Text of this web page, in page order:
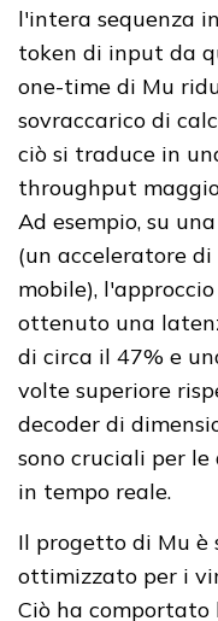
l'intera sequenza
token di input da
one-time di Mu
sovraccarico di
ciò si traduce in
throughput
Ad esempio, su
(un acceleratore
mobile),
ottenuto una
di circa il 47% e
volte superiore
decoder di
sono cruciali per
in tempo reale.
Il progetto di Mu
ottimizzato per i
Ciò ha